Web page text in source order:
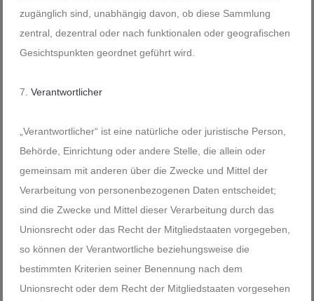
zugänglich sind, unabhängig davon, ob diese Sammlung
zentral, dezentral oder nach funktionalen oder geografischen
Gesichtspunkten geordnet geführt wird.
Verantwortlicher
„Verantwortlicher“ ist eine natürliche oder juristische Person,
Behörde, Einrichtung oder andere Stelle, die allein oder
gemeinsam mit anderen über die Zwecke und Mittel der
Verarbeitung von personenbezogenen Daten entscheidet;
sind die Zwecke und Mittel dieser Verarbeitung durch das
Unionsrecht oder das Recht der Mitgliedstaaten vorgegeben,
so können der Verantwortliche beziehungsweise die
bestimmten Kriterien seiner Benennung nach dem
Unionsrecht oder dem Recht der Mitgliedstaaten vorgesehen